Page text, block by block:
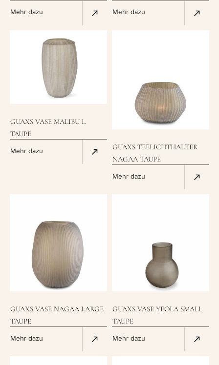
Mehr dazu Mehr dazu
GUAXS VASE MALIBU L
TAUPE
Mehr dazu
GUAXS TEELICHTHALTER
NAGAA TAUPE
Mehr dazu
GUAXS VASE NAGAA LARGE
TAUPE
Mehr dazu
GUAXS VASE YEOLA SMALL
TAUPE
Mehr dazu